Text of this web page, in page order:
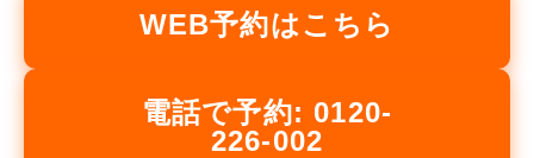
WEB予約はこちら
電話で予約: 0120-
226-002